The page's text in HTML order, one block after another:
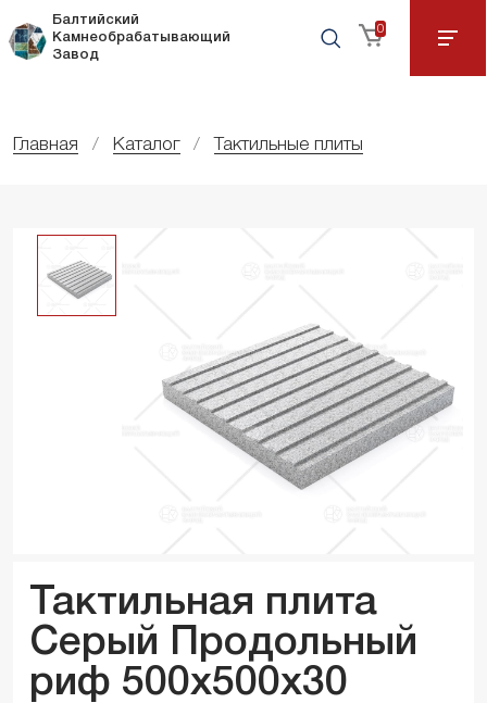
Балтийский
Камнеобрабатывающий
Завод
0
Главная Каталог Тактильные плиты
Тактильная плита
Серый Продольный
риф 500x500x30